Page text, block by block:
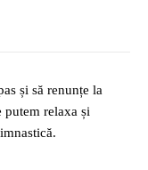
și să renunțe la
putem relaxa și